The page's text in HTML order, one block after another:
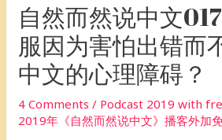
自然而然说中文
服因为害怕出错而
中文的心理障碍？
4 Comments / Podcast 2019 with
2019年《自然而然说中文》播客外加